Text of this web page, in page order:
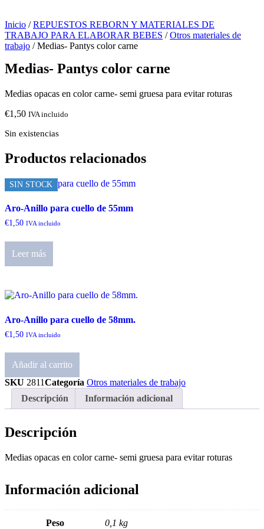
Inicio /REPUESTOS REBORN Y MATERIALES DE
TRABAJO PARA ELABORAR BEBES /Otros materiales de
trabajo / Medias- Pantys color carne
Medias- Pantys color carne
Medias opacas en color carne- semi gruesa para evitar roturas
€1,50 IVA incluido
Sin existencias
Productos relacionados
SIN STOCK
Aro-Anillo para cuello de 55mm
€1,50 IVA incluido
Leer más
Aro-Anillo para cuello de 58mm.
€1,50 IVA incluido
Añadir al carrito
SKU 2811Categoría Otros materiales de trabajo
Descripción
Información adicional
Descripción
Medias opacas en color carne- semi gruesa para evitar roturas
Información adicional
Peso 0,1 kg